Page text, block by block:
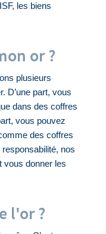
les biens
or ?
plusieurs
D’une part, vous
dans des coffres
vous pouvez
des coffres
responsabilité, nos
vous donner les
l'or ?